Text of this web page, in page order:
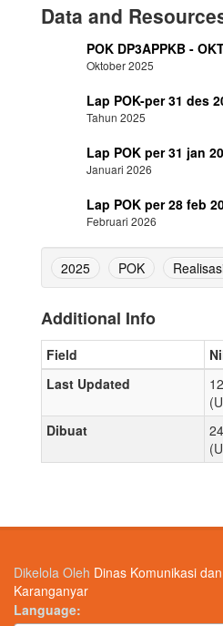
Data and
POK DP3APPKB -
Oktober 2025
Lap POK-per 31 des
Tahun 2025
Lap POK per 31 jan
Januari 2026
Lap POK per 28 feb
Februari 2026
2025 POK
Additional Info
Field
Last Updated
Dibuat
Dikelola Oleh Dinas Komunikasi
Karanganyar
Language